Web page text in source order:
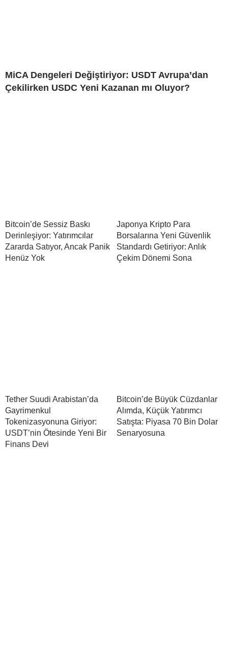
MiCA Dengeleri Değiştiriyor: USDT Avrupa’dan
Çekilirken USDC Yeni Kazanan mı Oluyor?
Bitcoin’de Sessiz Baskı
Derinleşiyor: Yatırımcılar
Zararda Satıyor, Ancak Panik
Henüz Yok
Japonya Kripto Para
Borsalarına Yeni Güvenlik
Standardı Getiriyor: Anlık
Çekim Dönemi Sona
Tether Suudi Arabistan’da
Gayrimenkul
Tokenizasyonuna Giriyor:
USDT’nin Ötesinde Yeni Bir
Finans Devi
Bitcoin’de Büyük Cüzdanlar
Alımda, Küçük Yatırımcı
Satışta: Piyasa 70 Bin Dolar
Senaryosuna